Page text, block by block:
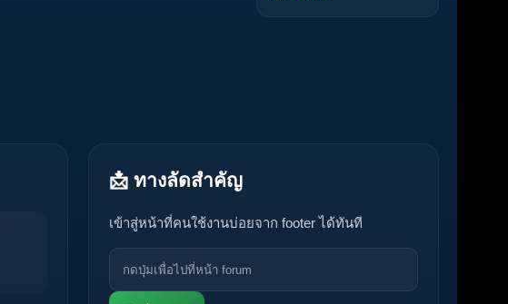
📩 ทางลัดสำคัญ
เข้าสู่หน้าที่คนใช้งานบ่อยจาก footer ได้ทันที